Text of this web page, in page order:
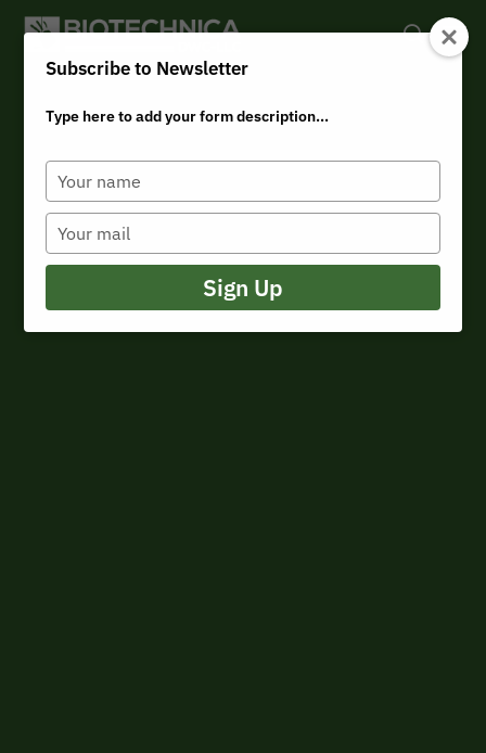
Subscribe to Newsletter
Type here to add your form description...
Saisissez
votre
nom
Saisissez
votre
e-
Sign Up